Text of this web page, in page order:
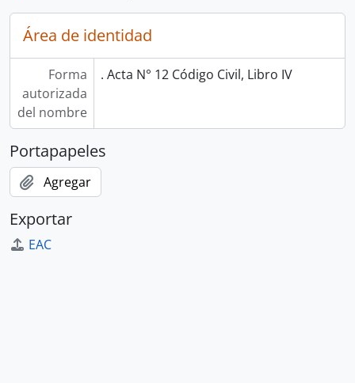
Área de identidad
Forma
autorizada
del nombre
. Acta N° 12 Código Civil, Libro IV
Portapapeles
Agregar
Exportar
EAC